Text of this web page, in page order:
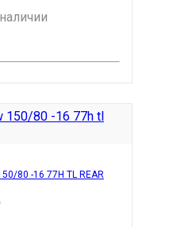
80 -16 77H TL REAR